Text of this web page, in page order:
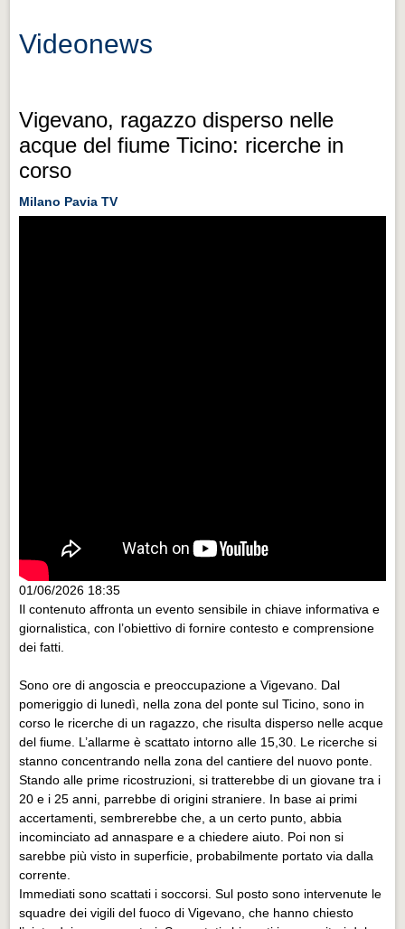
Videonews
Vigevano, ragazzo disperso nelle
acque del fiume Ticino: ricerche in
corso
Milano Pavia TV
01/06/2026 18:35
Il contenuto affronta un evento sensibile in chiave informativa e
giornalistica, con l’obiettivo di fornire contesto e comprensione
dei fatti.
Sono ore di angoscia e preoccupazione a Vigevano. Dal
pomeriggio di lunedì, nella zona del ponte sul Ticino, sono in
corso le ricerche di un ragazzo, che risulta disperso nelle acque
del fiume. L’allarme è scattato intorno alle 15,30. Le ricerche si
stanno concentrando nella zona del cantiere del nuovo ponte.
Stando alle prime ricostruzioni, si tratterebbe di un giovane tra i
20 e i 25 anni, parrebbe di origini straniere. In base ai primi
accertamenti, sembrerebbe che, a un certo punto, abbia
incominciato ad annaspare e a chiedere aiuto. Poi non si
sarebbe più visto in superficie, probabilmente portato via dalla
corrente.
Immediati sono scattati i soccorsi. Sul posto sono intervenute le
squadre dei vigili del fuoco di Vigevano, che hanno chiesto